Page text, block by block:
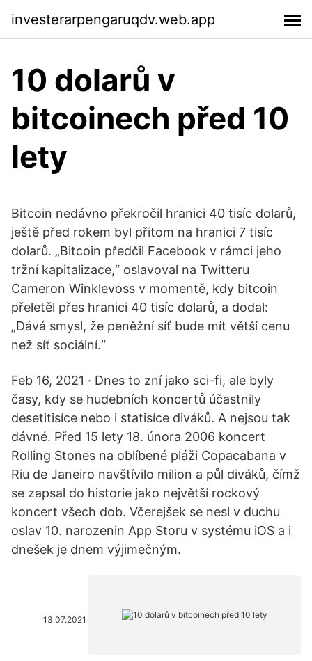
investerarpengaruqdv.web.app
10 dolarů v
bitcoinech před 10
lety
Bitcoin nedávno překročil hranici 40 tisíc dolarů,
ještě před rokem byl přitom na hranici 7 tisíc
dolarů. „Bitcoin předčil Facebook v rámci jeho
tržní kapitalizace,“ oslavoval na Twitteru
Cameron Winklevoss v momentě, kdy bitcoin
přeletěl přes hranici 40 tisíc dolarů, a dodal:
„Dává smysl, že peněžní síť bude mít větší cenu
než síť sociální.“
Feb 16, 2021 · Dnes to zní jako sci-fi, ale byly
časy, kdy se hudebních koncertů účastnily
desetitisíce nebo i statisíce diváků. A nejsou tak
dávné. Před 15 lety 18. února 2006 koncert
Rolling Stones na oblíbené pláži Copacabana v
Riu de Janeiro navštívilo milion a půl diváků, čímž
se zapsal do historie jako největší rockový
koncert všech dob. Včerejšek se nesl v duchu
oslav 10. narozenin App Storu v systému iOS a i
dnešek je dnem výjimečným.
13.07.2021